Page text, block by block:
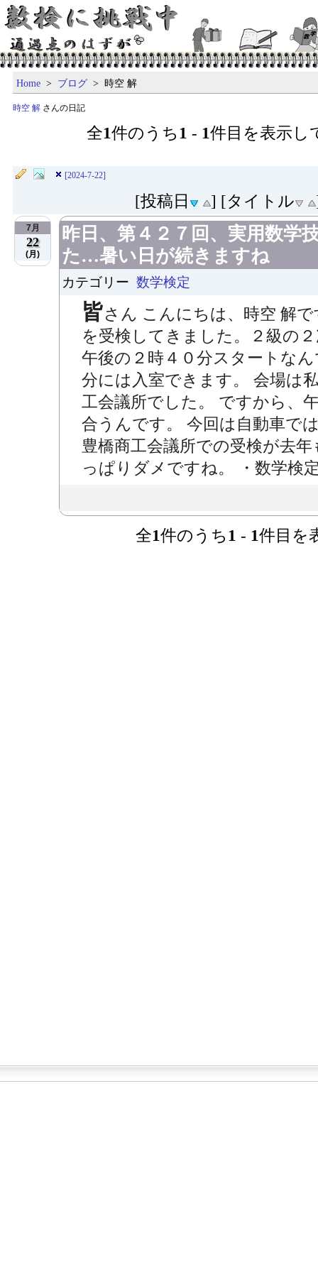
Home > ブログ > 時空 解
時空 解 さんの日記
全1件のうち1 - 1件目を表示し
[2024-7-22]
[投稿日 ] [タイトル
7月
22
(月)
昨日、第４２７回、実用数学
た…暑い日が続きますね
カテゴリー 数学検定
皆さん こんにちは、時空 解
を受検してきました。２級の
午後の２時４０分スタートな
分には入室できます。 会場は
工会議所でした。 ですから、
合うんです。 今回は自動車で
豊橋商工会議所での受検が去
っぱりダメですね。 ・数学検
全1件のうち1 - 1件目を